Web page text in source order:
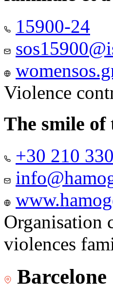
15900-24
Violence
The smile of
+30 210
Organisation
violences
Barcelone